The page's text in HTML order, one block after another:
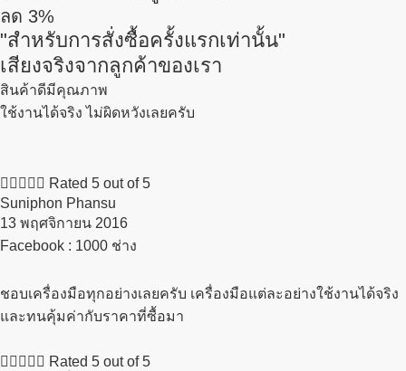
ลด 3%
"สำหรับการสั่งซื้อครั้งแรกเท่านั้น"
เสียงจริงจากลูกค้าของเรา
สินค้าดีมีคุณภาพ
ใช้งานได้จริง ไม่ผิดหวังเลยครับ
     Rated 5 out of 5
Suniphon Phansu
13 พฤศจิกายน 2016​
Facebook : 1000 ช่าง
ชอบเครื่องมือทุกอย่างเลยครับ เครื่องมือแต่ละอย่างใช้งานได้จริง
และทนคุ้มค่ากับราคาที่ซื้อมา
     Rated 5 out of 5